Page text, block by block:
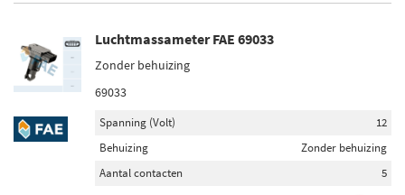
Luchtmassameter FAE 69033
Zonder behuizing
69033
Spanning (Volt)
12
Behuizing
Zonder behuizing
Aantal contacten
5